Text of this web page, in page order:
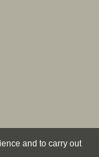
and to carry out